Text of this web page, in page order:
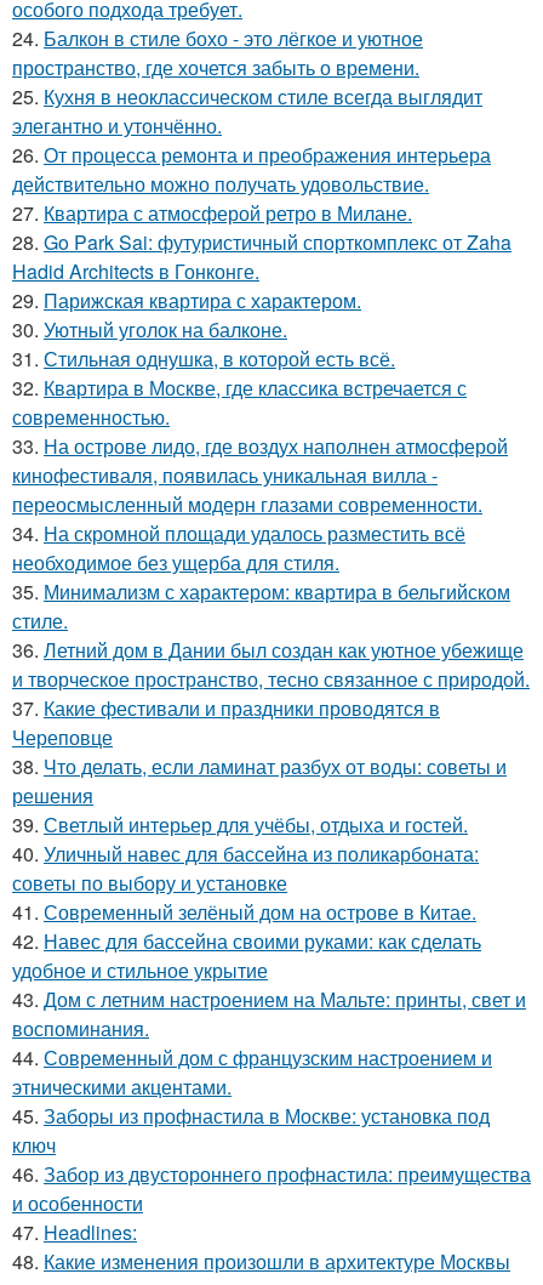
особого подхода требует.
24. Балкон в стиле бохо - это лёгкое и уютное
пространство, где хочется забыть о времени.
25. Кухня в неоклассическом стиле всегда выглядит
элегантно и утончённо.
26. От процесса ремонта и преображения интерьера
действительно можно получать удовольствие.
27. Квартира с атмосферой ретро в Милане.
28. Go Park Sai: футуристичный спорткомплекс от Zaha
Hadid Architects в Гонконге.
29. Парижская квартира с характером.
30. Уютный уголок на балконе.
31. Стильная однушка, в которой есть всё.
32. Квартира в Москве, где классика встречается с
современностью.
33. На острове лидо, где воздух наполнен атмосферой
кинофестиваля, появилась уникальная вилла -
переосмысленный модерн глазами современности.
34. На скромной площади удалось разместить всё
необходимое без ущерба для стиля.
35. Минимализм с характером: квартира в бельгийском
стиле.
36. Летний дом в Дании был создан как уютное убежище
и творческое пространство, тесно связанное с природой.
37. Какие фестивали и праздники проводятся в
Череповце
38. Что делать, если ламинат разбух от воды: советы и
решения
39. Светлый интерьер для учёбы, отдыха и гостей.
40. Уличный навес для бассейна из поликарбоната:
советы по выбору и установке
41. Современный зелёный дом на острове в Китае.
42. Навес для бассейна своими руками: как сделать
удобное и стильное укрытие
43. Дом с летним настроением на Мальте: принты, свет и
воспоминания.
44. Современный дом с французским настроением и
этническими акцентами.
45. Заборы из профнастила в Москве: установка под
ключ
46. Забор из двустороннего профнастила: преимущества
и особенности
47. Headlines:
48. Какие изменения произошли в архитектуре Москвы